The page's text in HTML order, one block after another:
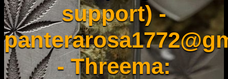
support) -
- Threema: